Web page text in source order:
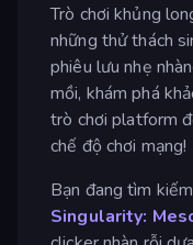
Trò chơi khủng
những thử thách
phiêu lưu nhẹ
mồi, khám phá
trò chơi platform
chế độ chơi mạng!
Bạn đang tìm
Singularity: